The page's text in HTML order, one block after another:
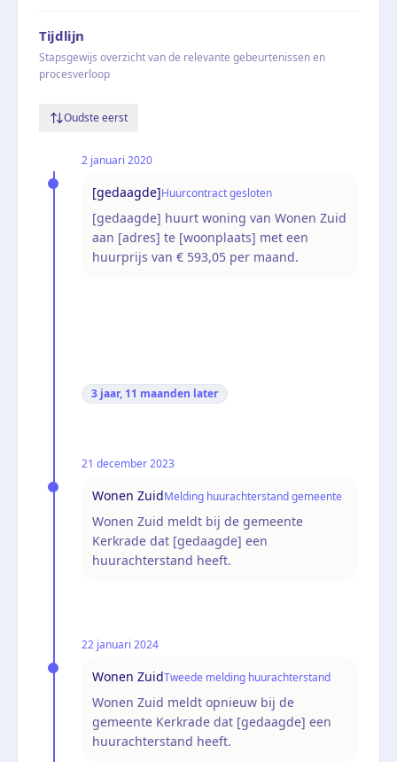
Tijdlijn
Stapsgewijs overzicht van de relevante gebeurtenissen en
procesverloop
Oudste eerst
2 januari 2020
[gedaagde]Huurcontract gesloten
[gedaagde] huurt woning van Wonen Zuid
aan [adres] te [woonplaats] met een
huurprijs van € 593,05 per maand.
3 jaar, 11 maanden later
21 december 2023
Wonen ZuidMelding huurachterstand gemeente
Wonen Zuid meldt bij de gemeente
Kerkrade dat [gedaagde] een
huurachterstand heeft.
22 januari 2024
Wonen ZuidTweede melding huurachterstand
Wonen Zuid meldt opnieuw bij de
gemeente Kerkrade dat [gedaagde] een
huurachterstand heeft.